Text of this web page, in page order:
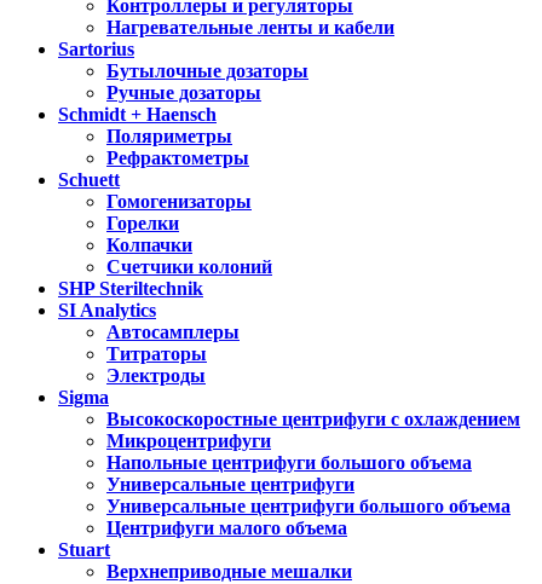
Контроллеры и регуляторы
Нагревательные ленты и кабели
Sartorius
Бутылочные дозаторы
Ручные дозаторы
Schmidt + Haensch
Поляриметры
Рефрактометры
Schuett
Гомогенизаторы
Горелки
Колпачки
Счетчики колоний
SHP Steriltechnik
SI Analytics
Автосамплеры
Титраторы
Электроды
Sigma
Высокоскоростные центрифуги с охлаждением
Микроцентрифуги
Напольные центрифуги большого объема
Универсальные центрифуги
Универсальные центрифуги большого объема
Центрифуги малого объема
Stuart
Верхнеприводные мешалки